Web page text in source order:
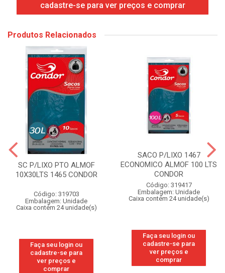
cadastre-se para ver preços e comprar
Produtos Relacionados
SC P/LIXO PTO ALMOF
10X30LTS 1465 CONDOR
Código: 319703
Embalagem: Unidade
Caixa contém 24 unidade(s)
Faça seu login ou
cadastre-se para
ver preços e
comprar
SACO P/LIXO 1467
ECONOMICO ALMOF 100 LTS
CONDOR
Código: 319417
Embalagem: Unidade
Caixa contém 24 unidade(s)
Faça seu login ou
cadastre-se para
ver preços e
comprar